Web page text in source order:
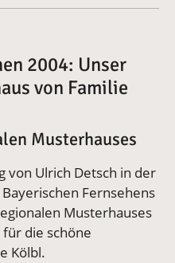
2004: Unser
von Familie
Musterhauses
von Ulrich Detsch in der
Fernsehens
Musterhauses
die schöne
Kölbl.